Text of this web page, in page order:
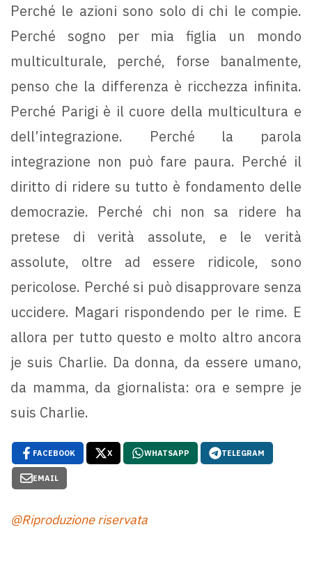
Perché le azioni sono solo di chi le compie.
Perché sogno per mia figlia un mondo
multiculturale, perché, forse banalmente,
penso che la differenza è ricchezza infinita.
Perché Parigi è il cuore della multicultura e
dell’integrazione. Perché la parola
integrazione non può fare paura. Perché il
diritto di ridere su tutto è fondamento delle
democrazie. Perché chi non sa ridere ha
pretese di verità assolute, e le verità
assolute, oltre ad essere ridicole, sono
pericolose. Perché si può disapprovare senza
uccidere. Magari rispondendo per le rime. E
allora per tutto questo e molto altro ancora
je suis Charlie. Da donna, da essere umano,
da mamma, da giornalista: ora e sempre je
suis Charlie.
FACEBOOK X WHATSAPP TELEGRAM
EMAIL
@Riproduzione riservata